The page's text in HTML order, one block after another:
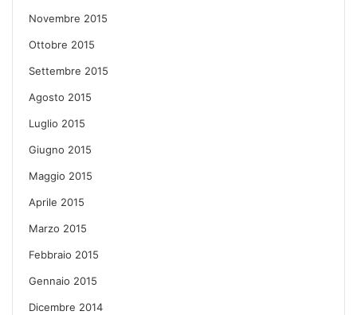
Novembre 2015
Ottobre 2015
Settembre 2015
Agosto 2015
Luglio 2015
Giugno 2015
Maggio 2015
Aprile 2015
Marzo 2015
Febbraio 2015
Gennaio 2015
Dicembre 2014